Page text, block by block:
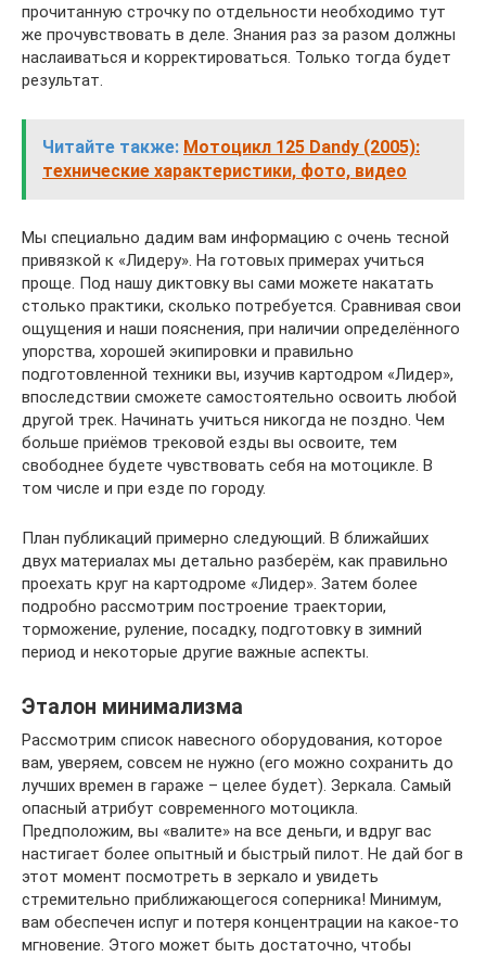
прочитанную строчку по отдельности необходимо тут
же прочувствовать в деле. Знания раз за разом должны
наслаиваться и корректироваться. Только тогда будет
результат.
Читайте также: Мотоцикл 125 Dandy (2005):
технические характеристики, фото, видео
Мы специально дадим вам информацию с очень тесной
привязкой к «Лидеру». На готовых примерах учиться
проще. Под нашу диктовку вы сами можете накатать
столько практики, сколько потребуется. Сравнивая свои
ощущения и наши пояснения, при наличии определённого
упорства, хорошей экипировки и правильно
подготовленной техники вы, изучив картодром «Лидер»,
впоследствии сможете самостоятельно освоить любой
другой трек. Начинать учиться никогда не поздно. Чем
больше приёмов трековой езды вы освоите, тем
свободнее будете чувствовать себя на мотоцикле. В
том числе и при езде по городу.
План публикаций примерно следующий. В ближайших
двух материалах мы детально разберём, как правильно
проехать круг на картодроме «Лидер». Затем более
подробно рассмотрим построение траектории,
торможение, руление, посадку, подготовку в зимний
период и некоторые другие важные аспекты.
Эталон минимализма
Рассмотрим список навесного оборудования, которое
вам, уверяем, совсем не нужно (его можно сохранить до
лучших времен в гараже – целее будет). Зеркала. Самый
опасный атрибут современного мотоцикла.
Предположим, вы «валите» на все деньги, и вдруг вас
настигает более опытный и быстрый пилот. Не дай бог в
этот момент посмотреть в зеркало и увидеть
стремительно приближающегося соперника! Минимум,
вам обеспечен испуг и потеря концентрации на какое-то
мгновение. Этого может быть достаточно, чтобы